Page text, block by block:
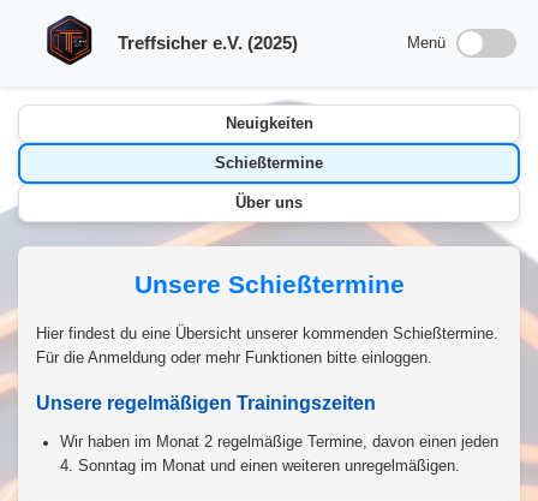
Treffsicher e.V. (2025) Menü
Neuigkeiten
Schießtermine
Über uns
Unsere Schießtermine
Hier findest du eine Übersicht unserer kommenden Schießtermine.
Für die Anmeldung oder mehr Funktionen bitte einloggen.
Unsere regelmäßigen Trainingszeiten
Wir haben im Monat 2 regelmäßige Termine, davon einen jeden
4. Sonntag im Monat und einen weiteren unregelmäßigen.